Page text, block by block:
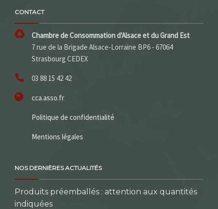
CONTACT
Chambre de Consommation d'Alsace et du Grand Est
7 rue de la Brigade Alsace-Lorraine BP6 - 67064
Strasbourg CEDEX
03 88 15 42 42
cca.asso.fr
Politique de confidentialité
Mentions légales
NOS DERNIÈRES ACTUALITÉS
Produits préemballés : attention aux quantités
indiquées